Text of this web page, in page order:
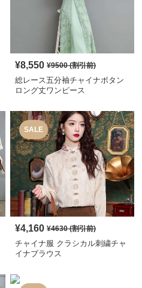
¥8,550 ¥9500(割引前)
総レース五分袖チャイナボタン
ロング丈ワンピース
SALE
¥4,160 ¥4630(割引前)
チャイナ服 クラシカル刺繍チャ
イナブラウス